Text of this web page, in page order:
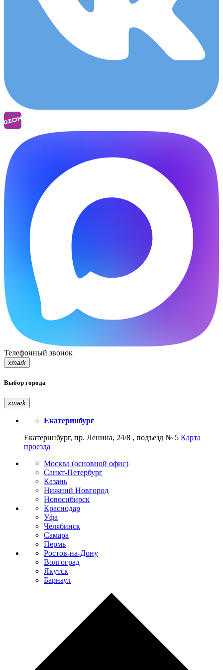
Телефонный звонок
xmark
Выбор города
xmark
Екатеринбург
Екатеринбург, пр. Ленина, 24/8 , подъезд № 5 Карта
проезда
Москва (основной офис)
Санкт-Петербург
Казань
Нижний Новгород
Новосибирск
Краснодар
Уфа
Челябинск
Самара
Пермь
Ростов-на-Дону
Волгоград
Якутск
Барнаул